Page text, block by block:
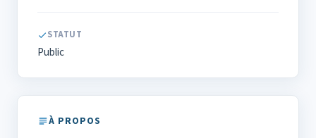
STATUT
Public
À PROPOS